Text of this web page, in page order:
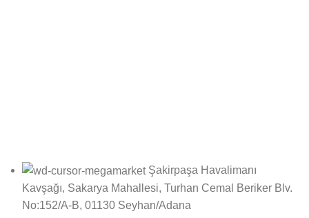
Şakirpaşa Havalimanı
Kavşağı, Sakarya Mahallesi, Turhan Cemal Beriker Blv.
No:152/A-B, 01130 Seyhan/Adana